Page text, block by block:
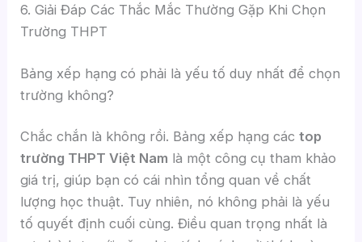
6. Giải Đáp Các Thắc Mắc Thường Gặp Khi Chọn
Trường THPT
Bảng xếp hạng có phải là yếu tố duy nhất để chọn
trường không?
Chắc chắn là không rồi. Bảng xếp hạng cáctop
trường THPT Việt Nam là một công cụ tham khảo
giá trị, giúp bạn có cái nhìn tổng quan về chất
lượng học thuật. Tuy nhiên, nó không phải là yếu
tố quyết định cuối cùng. Điều quan trọng nhất là